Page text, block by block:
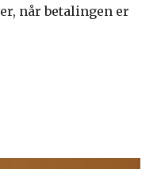
når betalingen er